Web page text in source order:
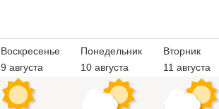
Воскресенье
9 августа
Понедельник
10 августа
Вторник
11 августа